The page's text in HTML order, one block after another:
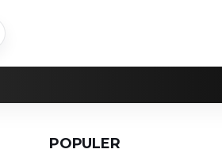
POPULER